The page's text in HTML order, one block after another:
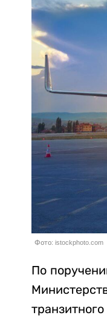
Фото: istockphoto.com
По